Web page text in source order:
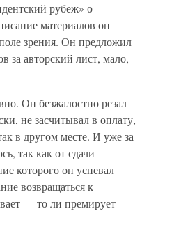
рубеж» о
материалов он
зрения. Он предложил
за авторский лист, мало,
Он безжалостно резал
не засчитывал в оплату,
в другом месте. И уже за
так как от сдачи
которого он успевал
возвращаться к
— то ли премирует